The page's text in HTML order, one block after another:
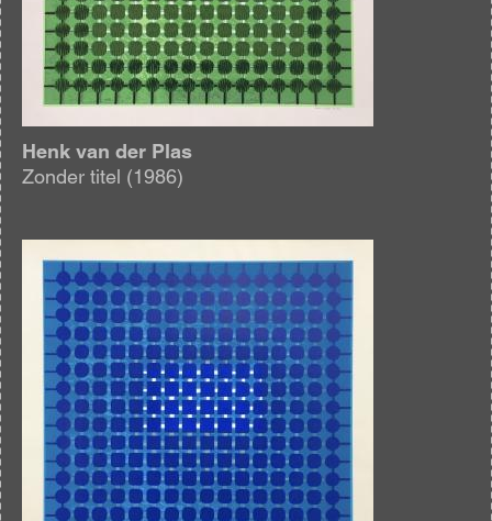
Henk van der Plas
Zonder titel (1986)